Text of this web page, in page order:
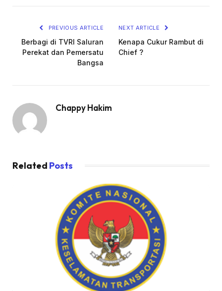
PREVIOUS ARTICLE
Berbagi di TVRI Saluran
Perekat dan Pemersatu
Bangsa
NEXT ARTICLE
Kenapa Cukur Rambut di
Chief ?
Chappy Hakim
Related Posts